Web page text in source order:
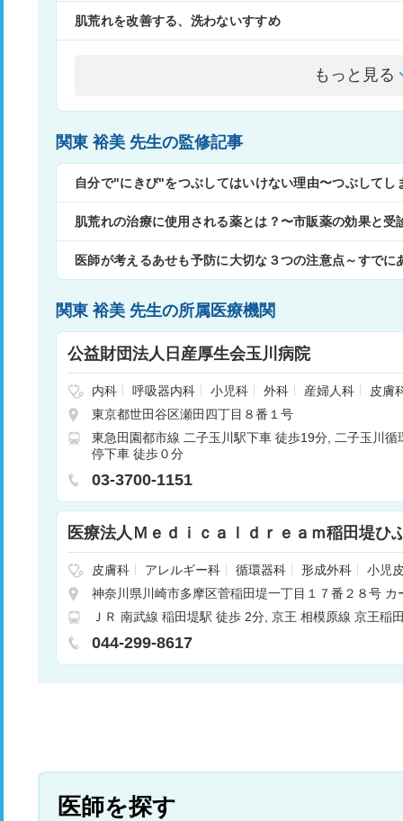
肌荒れを改善する、洗わないすすめ
もっと見る
関東 裕美 先生の監修記事
自分で"にきび"をつぶしてはいけない理由〜つぶしてし
肌荒れの治療に使用される薬とは？〜市販薬の効果と受
医師が考えるあせも予防に大切な３つの注意点～すで
関東 裕美 先生の所属医療機関
公益財団法人日産厚生会玉川病院
内科 呼吸器内科 小児科 外科 産婦人科
皮膚
病内科
血液内科 整形外科 眼科
麻酔科
歯科 放射線科 神経内科
経外科
形成外科 消化器科 腎臓内科・外科
肛
腺外科
臨床検査・病理診断
東京都世田谷区瀬田四丁目８番１号
東急田園都市線 二子玉川駅下車 徒歩19分
二子玉川循
停下車 徒歩０分
03-3700-1151
医療法人Ｍｅｄｉｃａｌｄｒｅａｍ稲田堤ひ
皮膚科 アレルギー科 循環器科 形成外科
小児
神奈川県川崎市多摩区菅稲田堤一丁目１７番２８号 カ
階１０２
ＪＲ 南武線 稲田堤駅 徒歩 2分 京王 相模原線 京王稲
044-299-8617
医師を探す